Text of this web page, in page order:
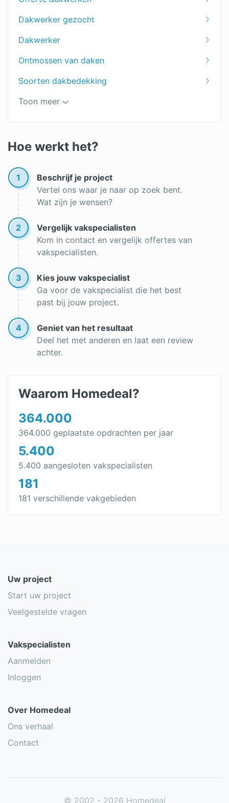
Dakwerker gezocht
Dakwerker
Ontmossen van daken
Soorten dakbedekking
Soorten dakpannen
Keramische dakpannen
Betonnen dakpannen
Premie dakrenovatie
Roofing
Dakgoot reinigen
Lichtkoepel op een plat dak
Goedkope dakbedekking
Dak vernieuwen
Onderhoud rieten dak
Nieuw dak plaatsen
Dakbedekking vervangen
Toon meer
Hoe werkt het?
1
Beschrijf je project
Vertel ons waar je naar op zoek bent.
Wat zijn je wensen?
2
Vergelijk vakspecialisten
Kom in contact en vergelijk offertes van
vakspecialisten.
3
Kies jouw vakspecialist
Ga voor de vakspecialist die het best
past bij jouw project.
4
Geniet van het resultaat
Deel het met anderen en laat een review
achter.
Waarom Homedeal?
364.000
364.000 geplaatste opdrachten per jaar
5.400
5.400 aangesloten vakspecialisten
181
181 verschillende vakgebieden
Uw project
Start uw project
Veelgestelde vragen
Vakspecialisten
Aanmelden
Inloggen
Over Homedeal
Ons verhaal
Contact
© 2002 - 2026 Homedeal